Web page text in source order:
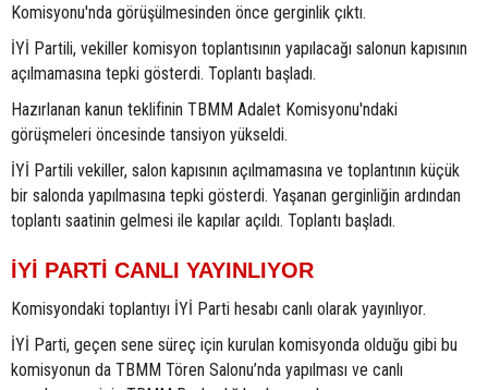
Komisyonu'nda görüşülmesinden önce gerginlik çıktı.
İYİ Partili, vekiller komisyon toplantısının yapılacağı salonun kapısının
açılmamasına tepki gösterdi. Toplantı başladı.
Hazırlanan kanun teklifinin TBMM Adalet Komisyonu'ndaki
görüşmeleri öncesinde tansiyon yükseldi.
İYİ Partili vekiller, salon kapısının açılmamasına ve toplantının küçük
bir salonda yapılmasına tepki gösterdi. Yaşanan gerginliğin ardından
toplantı saatinin gelmesi ile kapılar açıldı. Toplantı başladı.
İYİ PARTİ CANLI YAYINLIYOR
Komisyondaki toplantıyı İYİ Parti hesabı canlı olarak yayınlıyor.
İYİ Parti, geçen sene süreç için kurulan komisyonda olduğu gibi bu
komisyonun da TBMM Tören Salonu’nda yapılması ve canlı